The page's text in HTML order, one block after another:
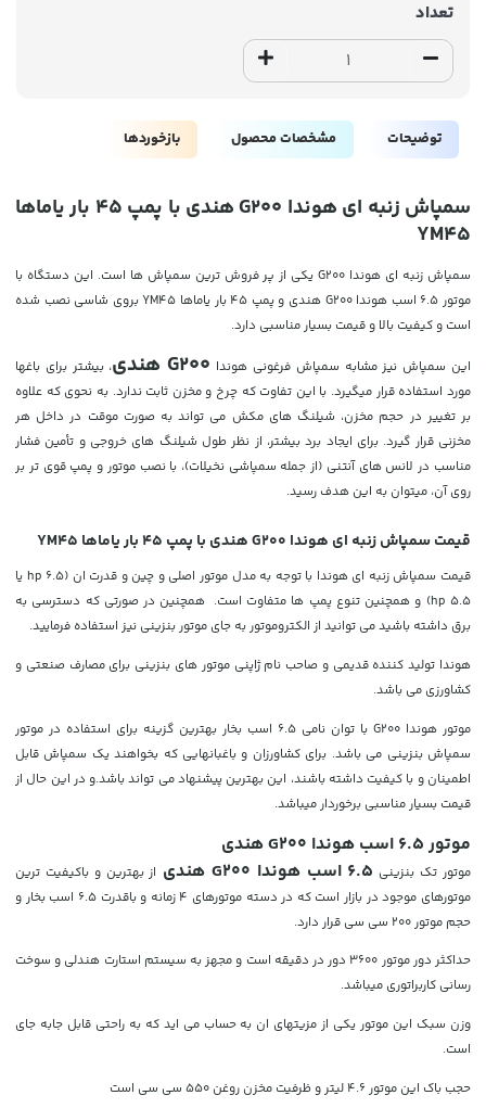
تعداد
توضیحات مشخصات محصول بازخوردها
سمپاش زنبه ای هوندا G200 هندی با پمپ 45 بار یاماها
YM45
سمپاش زنبه ای هوندا G200 یکی از پر فروش ترین سمپاش ها است. این دستگاه با
موتور 6.5 اسب هوندا G200 هندی و پمپ 45 بار یاماها YM45 بروی شاسی نصب شده
است و کیفیت بالا و قیمت بسیار مناسبی دارد.
این سمپاش نیز مشابه سمپاش فرغونی هوندا G200 هندی
، بیشتر برای باغها
مورد استفاده قرار میگیرد. با این تفاوت که چرخ و مخزن ثابت ندارد. به نحوی که علاوه
بر تغییر در حجم مخزن، شیلنگ های مکش می تواند به صورت موقت در داخل هر
مخزنی قرار گیرد. برای ایجاد برد بیشتر، از نظر طول شیلنگ های خروجی و تأمین فشار
مناسب در لانس های آنتنی (از جمله سمپاشی نخیلات)، با نصب موتور و پمپ قوی تر بر
روی آن، میتوان به این هدف رسید.
قیمت سمپاش زنبه ای هوندا G200 هندی با پمپ 45 بار یاماها YM45
قیمت سمپاش زنبه ای هوندا با توجه به مدل موتور اصلی و چین و قدرت ان (6.5 hp یا
5.5 hp) و همچنین تنوع پمپ ها متفاوت است. همچنین در صورتی که دسترسی به
برق داشته باشید می توانید از الکتروموتور به جای موتور بنزینی نیز استفاده فرمایید.
هوندا تولید کننده قدیمی و صاحب نام ژاپنی موتور های بنزینی برای مصارف صنعتی و
کشاورزی می باشد.
موتور هوندا G200 با توان نامی 6.5 اسب بخار بهترین گزینه برای استفاده در موتور
سمپاش بنزینی می باشد. برای کشاورزان و باغبانهایی که بخواهند یک سمپاش قابل
اطمینان و با کیفیت داشته باشند، این بهترین پیشنهاد می تواند باشد.و در این حال از
قیمت بسیار مناسبی برخوردار میباشد.
موتور 6.5 اسب هوندا G200 هندی
موتور تک بنزینی 6.5 اسب هوندا G200 هندی
از بهترین و باکیفیت ترین
موتورهای موجود در بازار است که در دسته موتورهای 4 زمانه و باقدرت 6.5 اسب بخار و
حجم موتور 200 سی سی قرار دارد.
حداکثر دور موتور 3600 دور در دقیقه است و مجهز به سیستم استارت هندلی و سوخت
رسانی کاربراتوری میباشد.
وزن سبک این موتور یکی از مزیتهای ان به حساب می اید که به راحتی قابل جابه جای
است.
حجب باک این موتور 4.6 لیتر و ظرفیت مخزن روغن 550 سی سی است